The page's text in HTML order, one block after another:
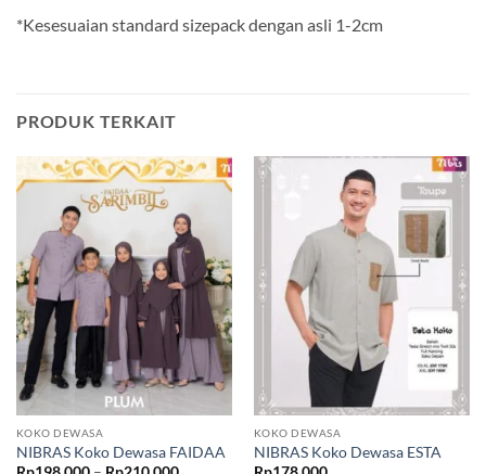
*Kesesuaian standard sizepack dengan asli 1-2cm
PRODUK TERKAIT
KOKO DEWASA
NIBRAS Koko Dewasa FAIDAA
KOKO DEWASA
NIBRAS Koko Dewasa ESTA